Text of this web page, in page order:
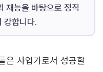
재능을 바탕으로 정직
강합니다.
은 사업가로서 성공할